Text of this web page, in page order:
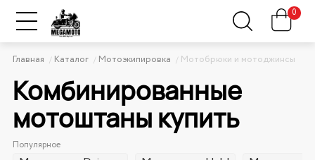
0
Главная Каталог Мотоэкипировка Мотобрюки и мотоджинсы
Комбинированные
мотоштаны купить
Популярное